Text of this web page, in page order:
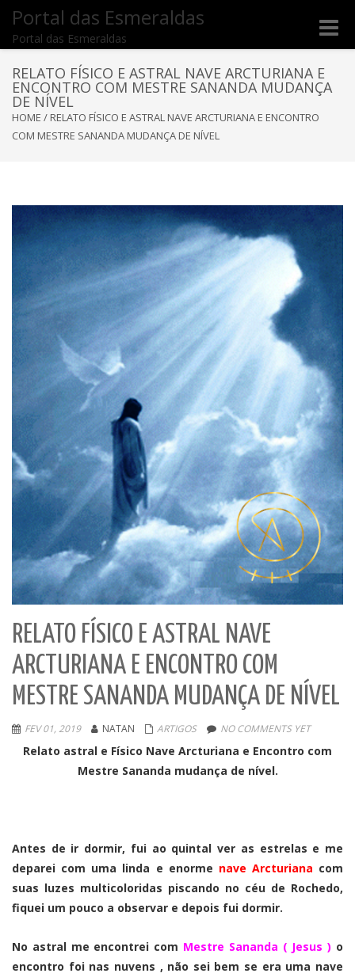
Portal das Esmeraldas
Portal das Esmeraldas
Toggle
RELATO FÍSICO E ASTRAL NAVE ARCTURIANA E
ENCONTRO COM MESTRE SANANDA MUDANÇA
DE NÍVEL
HOME / RELATO FÍSICO E ASTRAL NAVE ARCTURIANA E ENCONTRO
COM MESTRE SANANDA MUDANÇA DE NÍVEL
RELATO FÍSICO E ASTRAL NAVE
ARCTURIANA E ENCONTRO COM
MESTRE SANANDA MUDANÇA DE NÍVEL
FEV 01, 2019 NATAN ARTIGOS NO COMMENTS YET
Relato astral e Físico Nave Arcturiana e Encontro com
Mestre Sananda mudança de nível.
Antes de ir dormir, fui ao quintal ver as estrelas e me
deparei com uma linda e enorme nave Arcturiana com
suas luzes multicoloridas piscando no céu de Rochedo,
fiquei um pouco a observar e depois fui dormir.
No astral me encontrei com Mestre Sananda ( Jesus ) o
encontro foi nas nuvens , não sei bem se era uma nave